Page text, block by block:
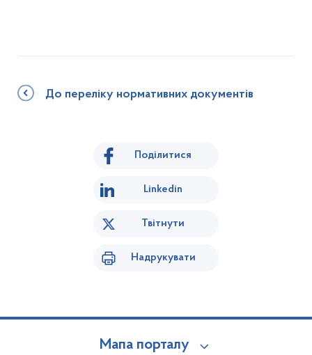
До переліку нормативних документів
Поділитися
Linkedin
Твітнути
Надрукувати
Мапа порталу